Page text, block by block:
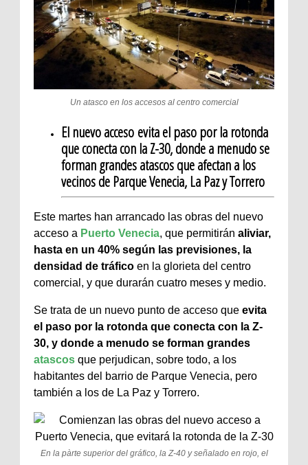
Un atasco en los accesos al centro comercial
El nuevo acceso evita el paso por la rotonda
que conecta con la Z-30, donde a menudo se
forman grandes atascos que afectan a los
vecinos de Parque Venecia, La Paz y Torrero
Este martes han arrancado las obras del nuevo
acceso a Puerto Venecia, que permitirán aliviar,
hasta en un 40% según las previsiones, la
densidad de tráfico en la glorieta del centro
comercial, y que durarán cuatro meses y medio.
Se trata de un nuevo punto de acceso que evita
el paso por la rotonda que conecta con la Z-
30, y donde a menudo se forman grandes
atascos que perjudican, sobre todo, a los
habitantes del barrio de Parque Venecia, pero
también a los de La Paz y Torrero.
En la pàrte superior del gráfico, la Z-40 y señalado en rojo, el